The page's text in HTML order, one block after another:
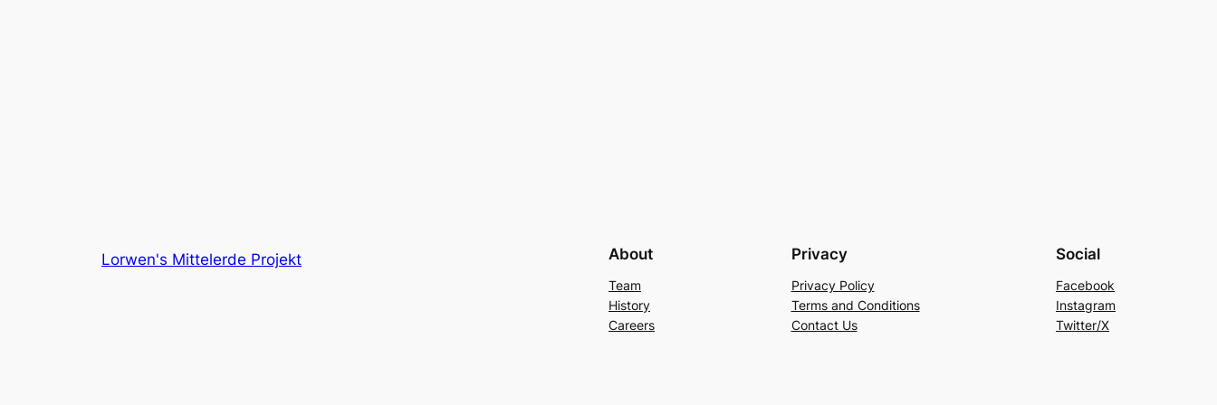
Lorwen's Mittelerde Projekt About
Team
History
Careers
Privacy
Privacy Policy
Terms and Conditions
Contact Us
Social
Facebook
Instagram
Twitter/X